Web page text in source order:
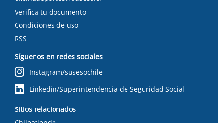
Verifica tu documento
Condiciones de uso
RSS
Síguenos en redes sociales
Instagram/susesochile
Linkedin/Superintendencia de Seguridad Social
Sitios relacionados